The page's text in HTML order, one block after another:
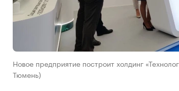
Новое предприятие построит холдинг
Тюмень)